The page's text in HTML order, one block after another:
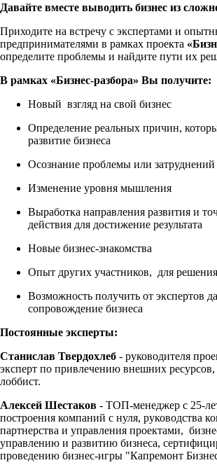
Давайте вместе выводить бизнес из
Приходите на встречу с экспертами и
предпринимателями в рамках проекта
определите проблемы и найдите пути их
В рамках «Бизнес-разбора» Вы получите:
Новый взгляд на свой бизнес
Определение реальных причин,
развитие бизнеса
Осознание проблемы или затруднений
Изменение уровня мышления
Выработка направления развития и
действия для достижение результата
Новые бизнес-знакомства
Опыт других участников, для решения
Возможность получить от экспертов
сопровождение бизнеса
Постоянные эксперты:
Станислав Твердохлеб - руководителя
эксперт по привлечению внешних
лоббист.
Алексей Шестаков - ТОП-менеджер c 25-
построения компаний с нуля, руководства
партнерства и управления проектами,
управлению и развитию бизнеса,
проведению бизнес-игры "Капремонт